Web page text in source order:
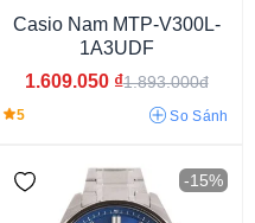
Casio Nam MTP-V300L-
1A3UDF
1.609.050 ₫1.893.000đ
5 So Sánh
-15%